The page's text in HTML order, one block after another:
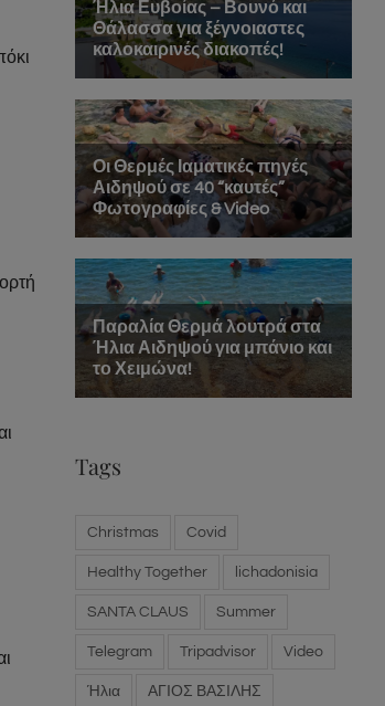
Tags
Christmas Covid
Healthy Together lichadonisia
SANTA CLAUS Summer
Telegram Tripadvisor Video
Ήλια ΑΓΙΟΣ ΒΑΣΙΛΗΣ